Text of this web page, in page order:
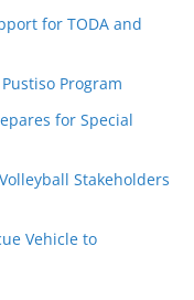
for TODA and
Program
for Special
Stakeholders
Vehicle to